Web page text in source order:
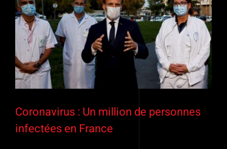
Coronavirus : Un million de personnes
infectées en France